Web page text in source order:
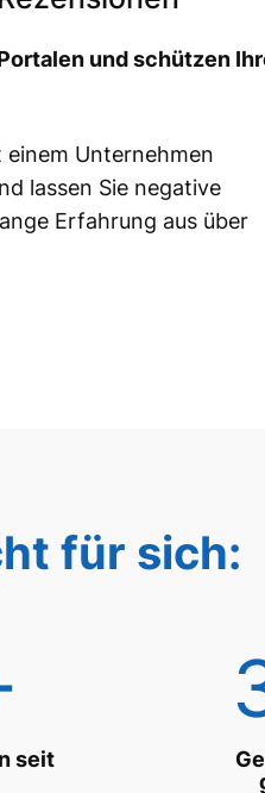
und schützen
Unternehmen
lassen Sie negative
Erfahrung aus über
für sich:
seit